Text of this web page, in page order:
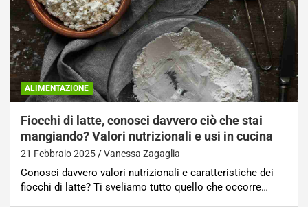
ALIMENTAZIONE
Fiocchi di latte, conosci davvero ciò che stai
mangiando? Valori nutrizionali e usi in cucina
21 Febbraio 2025 Vanessa Zagaglia
Conosci davvero valori nutrizionali e caratteristiche dei
fiocchi di latte? Ti sveliamo tutto quello che occorre…